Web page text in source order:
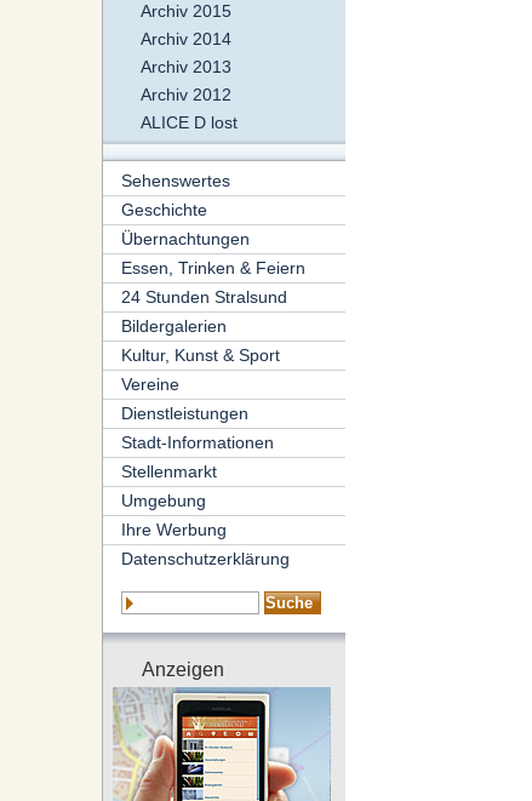
Archiv 2015
Archiv 2014
Archiv 2013
Archiv 2012
ALICE D lost
Sehenswertes
Geschichte
Übernachtungen
Essen, Trinken & Feiern
24 Stunden Stralsund
Bildergalerien
Kultur, Kunst & Sport
Vereine
Dienstleistungen
Stadt-Informationen
Stellenmarkt
Umgebung
Ihre Werbung
Datenschutzerklärung
Anzeigen